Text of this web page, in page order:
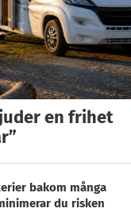
en frihet
bakom många
du risken